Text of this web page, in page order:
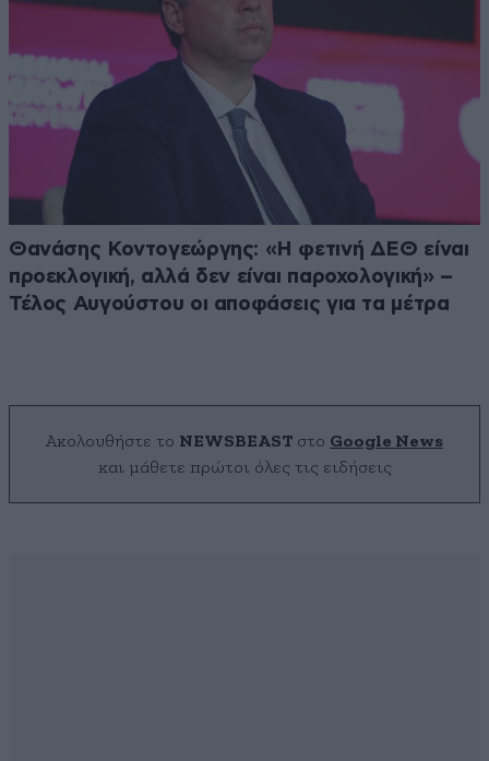
Θανάσης Κοντογεώργης: «Η φετινή ΔΕΘ είναι
προεκλογική, αλλά δεν είναι παροχολογική» –
Τέλος Αυγούστου οι αποφάσεις για τα μέτρα
Ακολουθήστε το NEWSBEAST στο Google News
και μάθετε πρώτοι όλες τις ειδήσεις